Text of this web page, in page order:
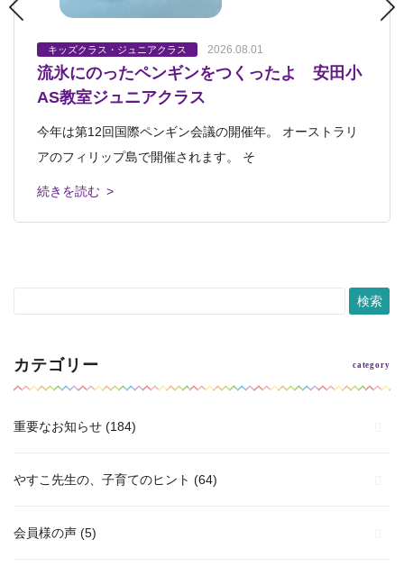
キッズクラス・ジュニアクラス 2026.08.01
流氷にのったペンギンをつくったよ 安田小
AS教室ジュニアクラス
今年は第12回国際ペンギン会議の開催年。 オーストラリ
アのフィリップ島で開催されます。 そ
続きを読む >
キッズクラス・ジュニアクラス 2026.07.23
「静物画」完成！ 安田小AS教室ジュニア
クラス
安田小アフタースクール教室ジュニアクラス 今回は3回完
結プログラム「静物画」の仕上げでした
続きを読む >
キッズクラス・ジュニアクラス 2026.07.18
「オーパーツ」 安田小AS教室キッズクラ
ス
安田小アフタースクール教室キッズ２年生クラス 本日の
レッスンタイトルは「オーパーツ」 オー
続きを読む >
キッズクラス・ジュニアクラス 2026.07.17
静物画 安佐南教室ジュニアクラス
こんにちは、齊藤です。 先日ブログに載せた、安佐南木
曜ジュニアクラスで制作した静物画レッス
続きを読む >
キッズクラス・ジュニアクラス 2026.07.12
静物画 安田小AS教室ジュニアクラス
安田小アフタースクール教室ジュニアクラス ３週連続
で静物画に取り組んでいます。 &nbs
続きを読む >
カテゴリー
重要なお知らせ (184)
やすこ先生の、子育てのヒント (64)
会員様の声 (5)